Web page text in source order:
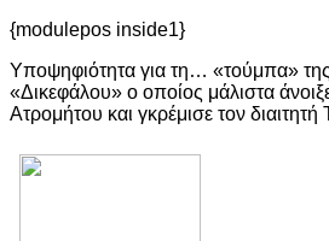
{modulepos inside1}
Υποψηφιότητα για τη… «τούμπα»
«Δικεφάλου» ο οποίος μάλιστα
Ατρομήτου και γκρέμισε τον